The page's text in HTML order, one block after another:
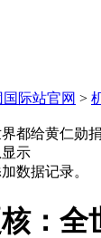
国际站官网 >
都给黄仁勋
示
数据记录。
：全